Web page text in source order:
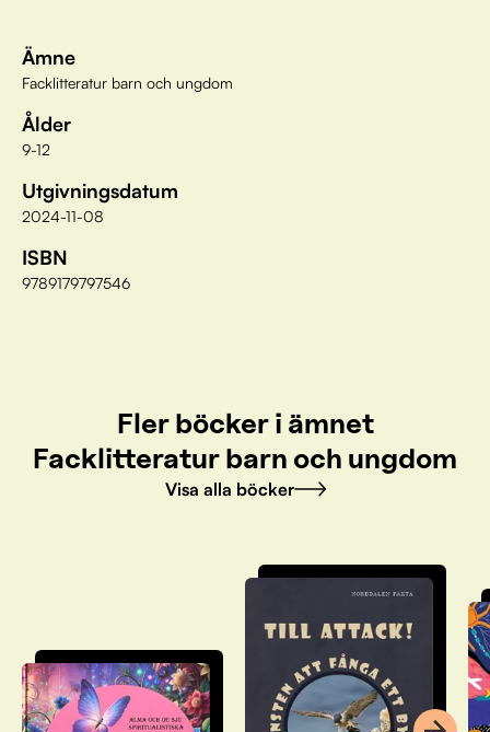
Ämne
Facklitteratur barn och ungdom
Ålder
9-12
Utgivningsdatum
2024-11-08
ISBN
9789179797546
Fler böcker i ämnet
Facklitteratur barn och ungdom
Visa alla böcker